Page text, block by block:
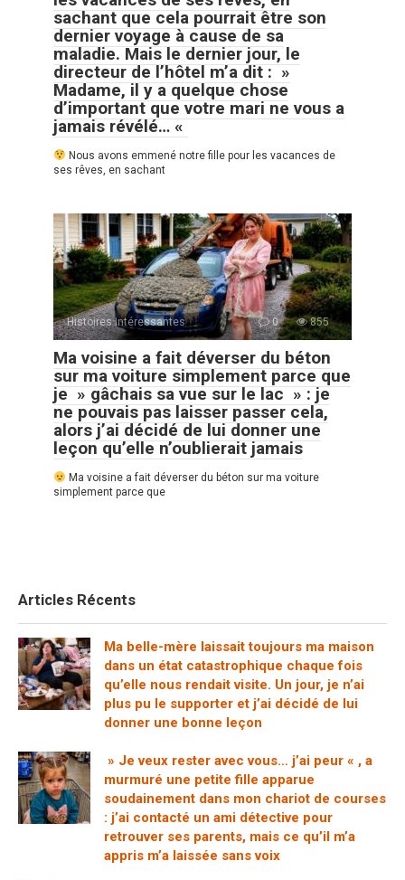
sachant que cela pourrait être son
dernier voyage à cause de sa
maladie. Mais le dernier jour, le
directeur de l’hôtel m’a dit : »
Madame, il y a quelque chose
d’important que votre mari ne vous a
jamais révélé… «
Nous avons emmené notre fille pour les vacances de
ses rêves, en sachant
Histoires Intéressantes 0 855
Ma voisine a fait déverser du béton
sur ma voiture simplement parce que
je » gâchais sa vue sur le lac » : je
ne pouvais pas laisser passer cela,
alors j’ai décidé de lui donner une
leçon qu’elle n’oublierait jamais
Ma voisine a fait déverser du béton sur ma voiture
simplement parce que
Articles Récents
Ma belle-mère laissait toujours ma maison
dans un état catastrophique chaque fois
qu’elle nous rendait visite. Un jour, je n’ai
plus pu le supporter et j’ai décidé de lui
donner une bonne leçon
» Je veux rester avec vous… j’ai peur « , a
murmuré une petite fille apparue
soudainement dans mon chariot de courses
: j’ai contacté un ami détective pour
retrouver ses parents, mais ce qu’il m’a
appris m’a laissée sans voix